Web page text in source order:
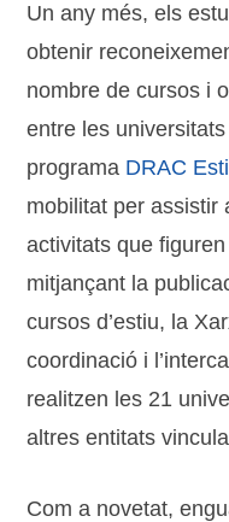
Un any més, els
obtenir
nombre de cursos i
entre les
programa DRAC
mobilitat per assistir
activitats que
mitjançant la
cursos d’estiu, la
coordinació i
realitzen les 21
altres entitats
Com a novetat,